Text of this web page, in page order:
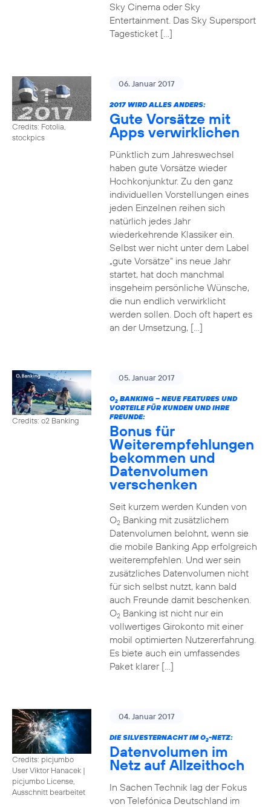
Sky Cinema oder Sky
Entertainment. Das Sky Supersport
Tagesticket […]
Credits: Fotolia,
stockpics
06. Januar 2017
2017 WIRD ALLES ANDERS:
Gute Vorsätze mit
Apps verwirklichen
Pünktlich zum Jahreswechsel
haben gute Vorsätze wieder
Hochkonjunktur. Zu den ganz
individuellen Vorstellungen eines
jeden Einzelnen reihen sich
natürlich jedes Jahr
wiederkehrende Klassiker ein.
Selbst wer nicht unter dem Label
„gute Vorsätze“ ins neue Jahr
startet, hat doch manchmal
insgeheim persönliche Wünsche,
die nun endlich verwirklicht
werden sollen. Doch oft hapert es
an der Umsetzung, […]
Credits: o2 Banking
05. Januar 2017
O2BANKING – NEUE FEATURES UND
VORTEILE FÜR KUNDEN UND IHRE
FREUNDE:
Bonus für
Weiterempfehlungen
bekommen und
Datenvolumen
verschenken
Seit kurzem werden Kunden von
O2Banking mit zusätzlichem
Datenvolumen belohnt, wenn sie
die mobile Banking App erfolgreich
weiterempfehlen. Und wer sein
zusätzliches Datenvolumen nicht
für sich selbst nutzt, kann bald
auch Freunde damit beschenken.
O2Banking ist nicht nur ein
vollwertiges Girokonto mit einer
mobil optimierten Nutzererfahrung.
Es biete auch ein umfassendes
Paket klarer […]
Credits: picjumbo
User Viktor Hanacek |
picjumbo License,
Ausschnitt bearbeitet
04. Januar 2017
DIE SILVESTERNACHT IM O2-NETZ:
Datenvolumen im
Netz auf Allzeithoch
In Sachen Technik lag der Fokus
von Telefónica Deutschland im